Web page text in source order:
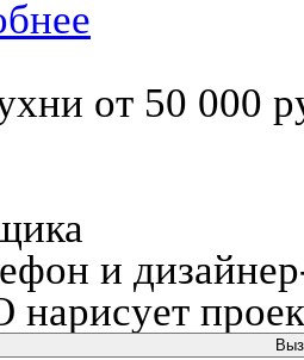
от 50 000
и